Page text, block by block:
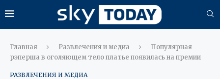
Главная Развлечения и медиа
Популярная
рэперша в оголяющем тело платье появилась на премии
РАЗВЛЕЧЕНИЯ И МЕДИА